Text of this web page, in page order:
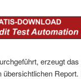
erzeugt
übersichtlichen